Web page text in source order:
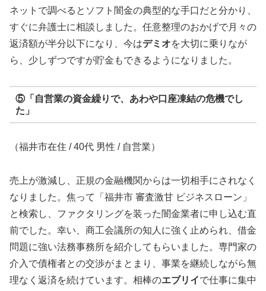
ネットで調べるとソフト闇金の典型的な手口だと分かり、
すぐに弁護士に相談しました。任意整理のおかげで月々の
返済額が半分以下になり、今はデミオを大切に乗りなが
ら、少しずつですが貯金もできるようになりました。
⑤「自営業の資金繰りで、あわや口座凍結の危機でし
た」
（福井市在住 / 40代 男性 / 自営業）
売上が激減し、正規の金融機関からは一切相手にされなく
なりました。焦って「福井市 審査激甘 ビジネスローン」
と検索し、ファクタリングを装った闇金業者に申し込む直
前でした。幸い、商工会議所の知人に強く止められ、借金
問題に強い法務事務所を紹介してもらいました。専門家の
介入で債権者との交渉がまとまり、事業を継続しながら無
理なく返済を続けています。相棒のエブリイで仕事に集中